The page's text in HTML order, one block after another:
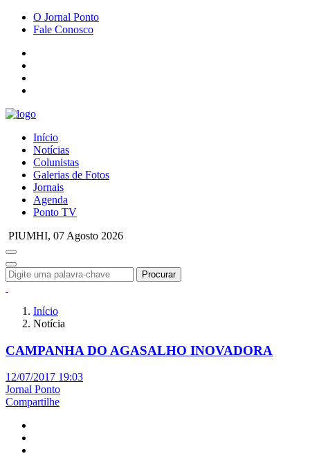
O Jornal Ponto
Fale Conosco
Início
Notícias
Colunistas
Galerias de Fotos
Jornais
Agenda
Ponto TV
PIUMHI, 07 Agosto 2026
Procurar
Início
Notícia
CAMPANHA DO AGASALHO INOVADORA
12/07/2017 19:03
Jornal Ponto
Compartilhe